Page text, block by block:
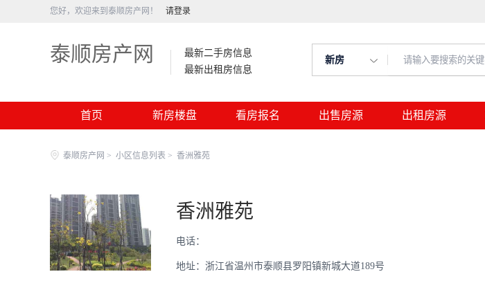
您好，欢迎来到泰顺房产网！ 请登录
泰顺房产网
最新二手房信息
最新出租房信息
新房
首页 新房楼盘 看房报名 出售房源 出租房源
泰顺房产网 > 小区信息列表 > 香洲雅苑
香洲雅苑
电话：
地址：浙江省温州市泰顺县罗阳镇新城大道189号